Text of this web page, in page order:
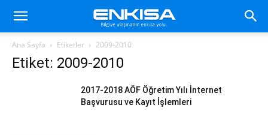
Ana Sayfa Etiketler 2009-2010
Etiket: 2009-2010
2017-2018 AÖF Öğretim Yılı İnternet
Başvurusu ve Kayıt İşlemleri